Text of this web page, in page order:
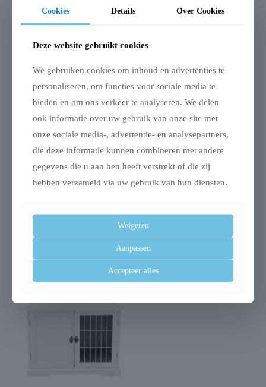
Gerelateerde producten
meubelbeschermer
grijs
Uitverkocht
trekspeeltje tpr lime
€25,98
Cookies Details Over Cookies
Deze website gebruikt cookies
We gebruiken cookies om inhoud en advertenties te
personaliseren, om functies voor sociale media te
bieden en om ons verkeer te analyseren. We delen
ook informatie over uw gebruik van onze site met
onze sociale media-, advertentie- en analysepartners,
die deze informatie kunnen combineren met andere
gegevens die u aan hen heeft verstrekt of die zij
hebben verzameld via uw gebruik van hun diensten.
Weigeren
Aanpassen
Accepteer alles